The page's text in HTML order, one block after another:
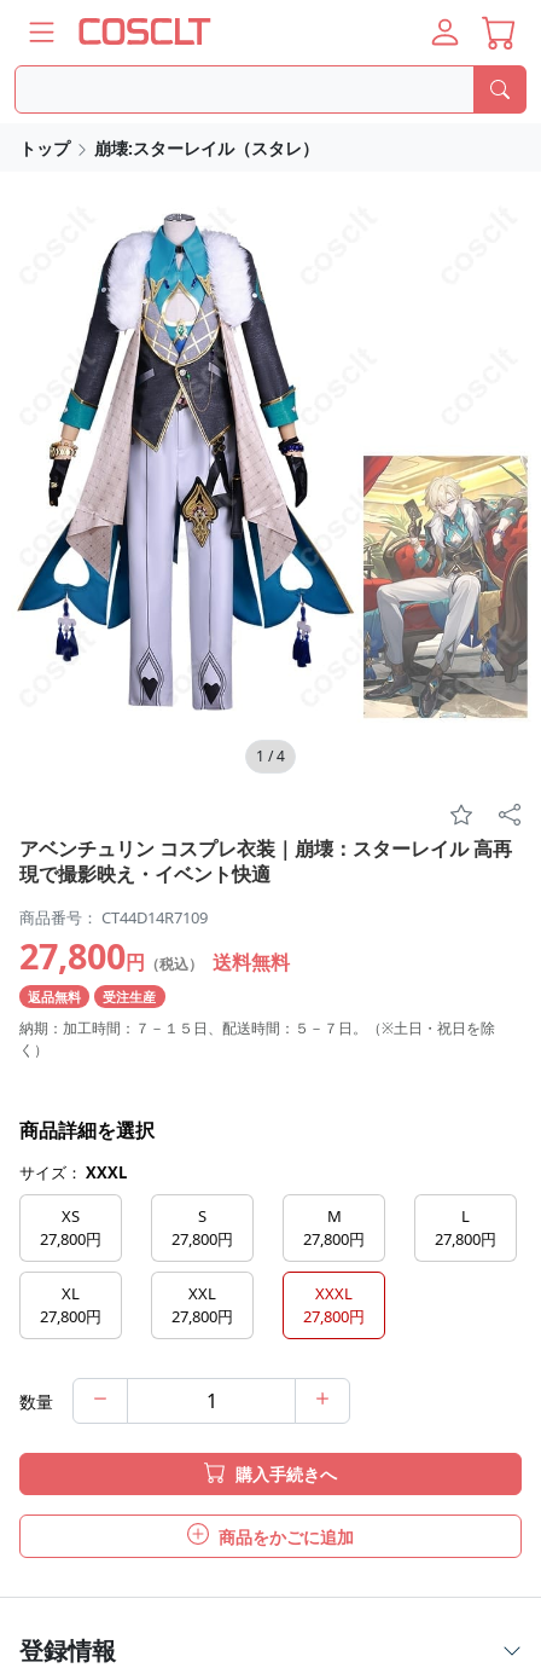
トップ 崩壊:スターレイル（スタレ）
1 /4
アベンチュリン コスプレ衣装｜崩壊：スターレイル 高再
現で撮影映え・イベント快適
商品番号： CT44D14R7109
27,800円 （税込） 送料無料
返品無料 受注生産
納期：加工時間：７－１５日、配送時間：５－７日。（※土日・祝日を除
く）
商品詳細を選択
サイズ： XXXL
XS
27,800円
S
27,800円
M
27,800円
L
27,800円
XL
27,800円
XXL
27,800円
XXXL
27,800円
数量
購入手続きへ
商品をかごに追加
登録情報